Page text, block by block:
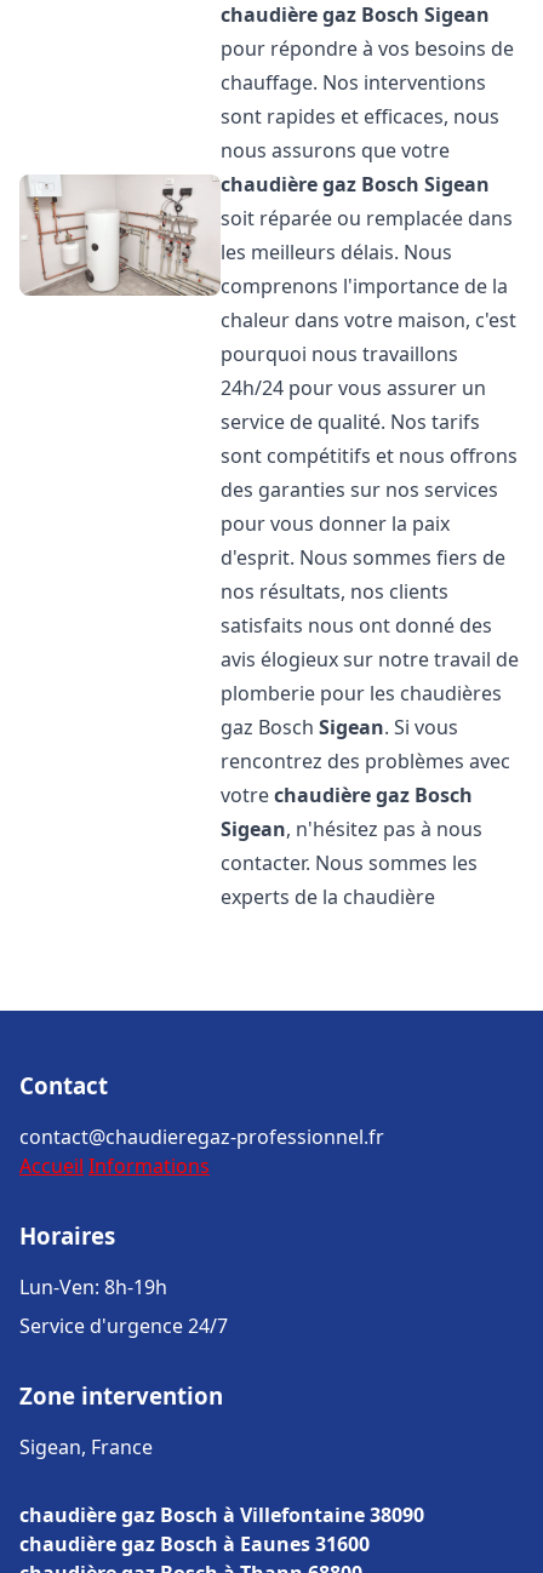
chaudière gaz Bosch Sigean
pour répondre à vos besoins de
chauffage. Nos interventions
sont rapides et efficaces, nous
nous assurons que votre
chaudière gaz Bosch Sigean
soit réparée ou remplacée dans
les meilleurs délais. Nous
comprenons l'importance de la
chaleur dans votre maison, c'est
pourquoi nous travaillons
24h/24 pour vous assurer un
service de qualité. Nos tarifs
sont compétitifs et nous offrons
des garanties sur nos services
pour vous donner la paix
d'esprit. Nous sommes fiers de
nos résultats, nos clients
satisfaits nous ont donné des
avis élogieux sur notre travail de
plomberie pour les chaudières
gaz BoschSigean. Si vous
rencontrez des problèmes avec
votrechaudière gaz Bosch
Sigean, n'hésitez pas à nous
contacter. Nous sommes les
experts de la chaudière
Contact
contact@chaudieregaz-professionnel.fr
Accueil Informations
Horaires
Lun-Ven: 8h-19h
Service d'urgence 24/7
Zone intervention
Sigean, France
chaudière gaz Bosch à Villefontaine 38090
chaudière gaz Bosch à Eaunes 31600